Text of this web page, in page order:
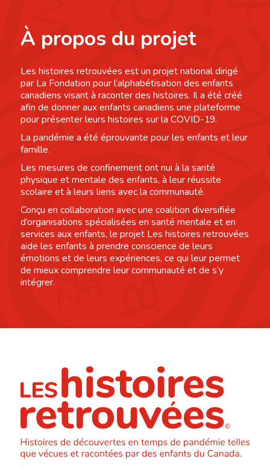
À propos du projet
Les histoires retrouvées est un projet national dirigé
par La Fondation pour l’alphabétisation des enfants
canadiens visant à raconter des histoires. Il a été créé
afin de donner aux enfants canadiens une plateforme
pour présenter leurs histoires sur la COVID-19.
La pandémie a été éprouvante pour les enfants et leur
famille.
Les mesures de confinement ont nui à la santé
physique et mentale des enfants, à leur réussite
scolaire et à leurs liens avec la communauté.
Conçu en collaboration avec une coalition diversifiée
d’organisations spécialisées en santé mentale et en
services aux enfants, le projet Les histoires retrouvées
aide les enfants à prendre conscience de leurs
émotions et de leurs expériences, ce qui leur permet
de mieux comprendre leur communauté et de s’y
intégrer.